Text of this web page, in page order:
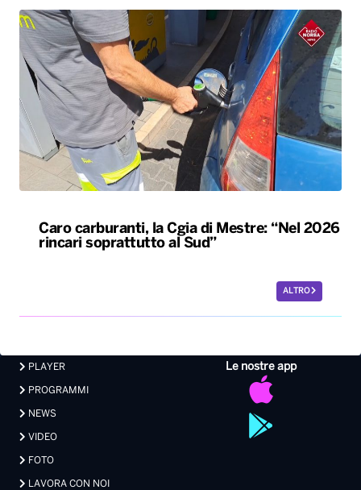
Caro carburanti, la Cgia di Mestre: “Nel 2026
rincari soprattutto al Sud”
ALTRO
Le nostre app
PLAYER
PROGRAMMI
NEWS
VIDEO
FOTO
LAVORA CON NOI